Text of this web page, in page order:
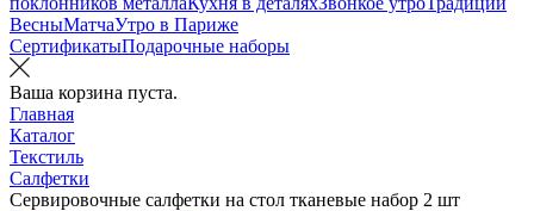
ВесныМатчаУтро в Париже
СертификатыПодарочные наборы
Ваша корзина пуста.
Главная
Каталог
Текстиль
Салфетки
Сервировочные салфетки на стол тканевые набор 2 шт